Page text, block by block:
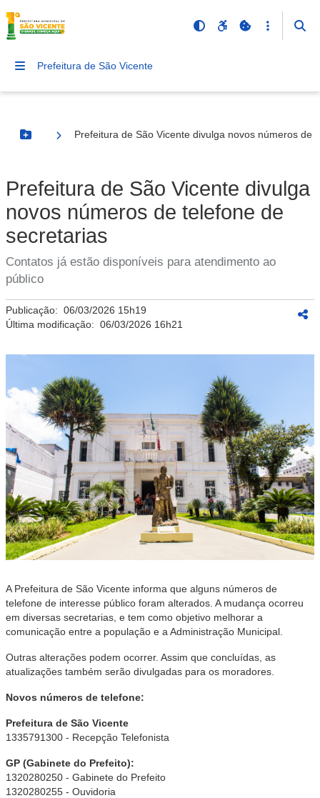
Prefeitura de São Vicente
Botão Menu
Prefeitura de São Vicente divulga novos números de
Prefeitura de São Vicente divulga
novos números de telefone de
secretarias
Contatos já estão disponíveis para atendimento ao
público
Publicação: 06/03/2026 15h19
Última modificação: 06/03/2026 16h21
A Prefeitura de São Vicente informa que alguns números de
telefone de interesse público foram alterados. A mudança ocorreu
em diversas secretarias, e tem como objetivo melhorar a
comunicação entre a população e a Administração Municipal.
Outras alterações podem ocorrer. Assim que concluídas, as
atualizações também serão divulgadas para os moradores.
Novos números de telefone:
Prefeitura de São Vicente
1335791300 - Recepção Telefonista
GP (Gabinete do Prefeito):
1320280250 - Gabinete do Prefeito
1320280255 - Ouvidoria